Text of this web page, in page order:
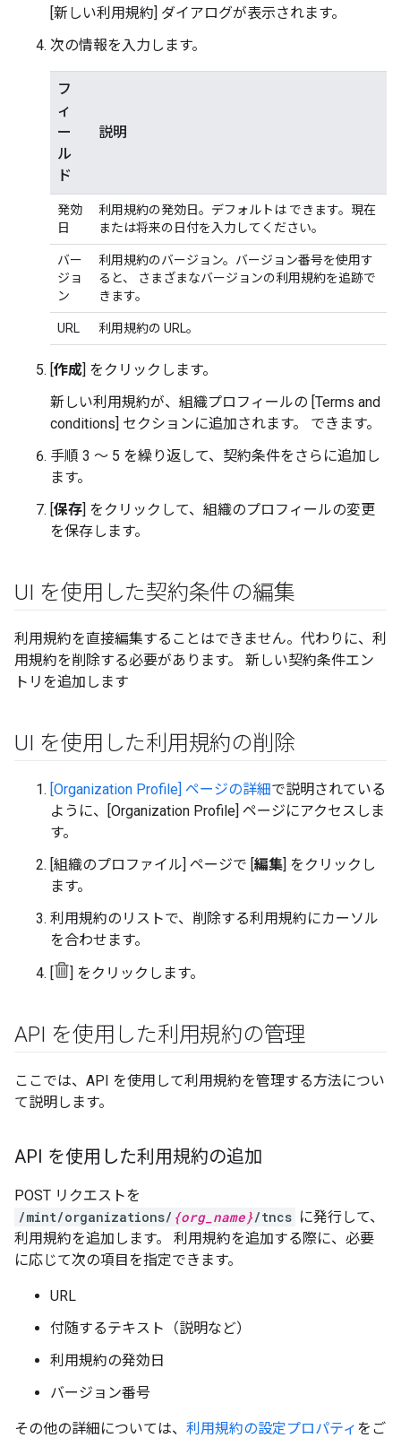
[新しい利用規約] ダイアログが表示されます。
次の情報を入力します。
フ
ィ
ー
ル
ド
説明
発効
日
利用規約の発効日。デフォルトは できます。現在
または将来の日付を入力してください。
バー
ジョ
ン
利用規約のバージョン。バージョン番号を使用す
ると、 さまざまなバージョンの利用規約を追跡で
きます。
URL 利用規約の URL。
[作成] をクリックします。
新しい利用規約が、組織プロフィールの [Terms and
conditions] セクションに追加されます。 できます。
手順 3 ～ 5 を繰り返して、契約条件をさらに追加し
ます。
[保存] をクリックして、組織のプロフィールの変更
を保存します。
UI を使用した契約条件の編集
利用規約を直接編集することはできません。代わりに、利
用規約を削除する必要があります。 新しい契約条件エン
トリを追加します
UI を使用した利用規約の削除
[Organization Profile] ページの詳細で説明されている
ように、[Organization Profile] ページにアクセスしま
す。
[組織のプロファイル] ページで [編集] をクリックし
ます。
利用規約のリストで、削除する利用規約にカーソル
を合わせます。
[
] をクリックします。
API を使用した利用規約の管理
ここでは、API を使用して利用規約を管理する方法につい
て説明します。
API を使用した利用規約の追加
POST リクエストを
/mint/organizations/ {org_name}/tncs に発行して、
利用規約を追加します。 利用規約を追加する際に、必要
に応じて次の項目を指定できます。
URL
付随するテキスト（説明など）
利用規約の発効日
バージョン番号
その他の詳細については、 利用規約の設定プロパティ をご